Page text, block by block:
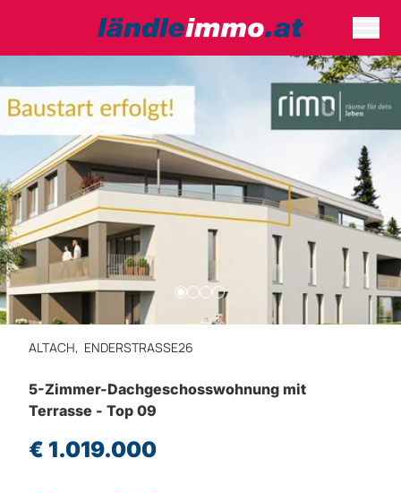
ALTACH, ENDERSTRASSE26
5-Zimmer-Dachgeschosswohnung mit
Terrasse - Top 09
€ 1.019.000